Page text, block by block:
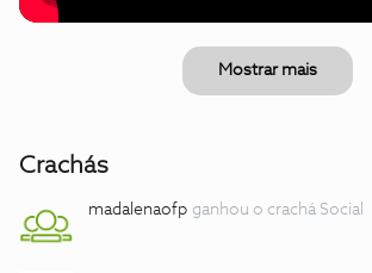
Mostrar mais
Crachás
madalenaofp ganhou o crachá Social